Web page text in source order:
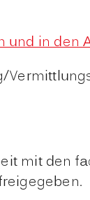
in
mit den